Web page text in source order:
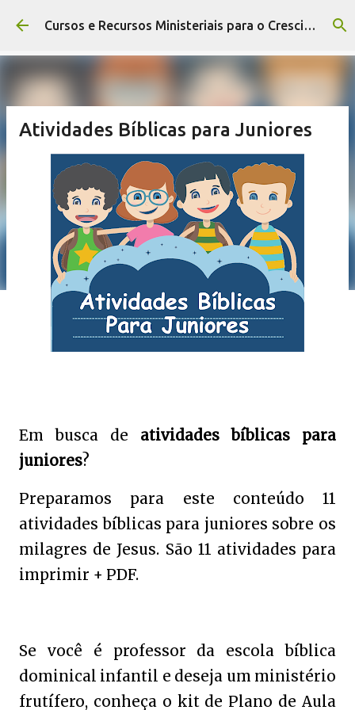
Pular para o conteúdo principal Cursos e Recursos Ministeriais para o Crescimento da Igreja
Atividades Bíblicas para Juniores
Em busca de atividades bíblicas para
juniores?
Preparamos para este conteúdo 11
atividades bíblicas para juniores sobre os
milagres de Jesus. São 11 atividades para
imprimir + PDF.
Se você é professor da escola bíblica
dominical infantil e deseja um ministério
frutífero, conheça o kit de Plano de Aula